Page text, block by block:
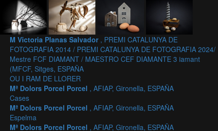
M Victoria Planas Salvador , PREMI CATALUNYA DE
FOTOGRAFIA 2014 / PREMI CATALUNYA DE FOTOGRAFIA 2024/
Mestre FCF DIAMANT / MAESTRO CEF DIAMANTE 3 iamant
(MFCF, Sitges, ESPAÑA
OU I RAM DE LLORER
Mª Dolors Porcel Porcel , AFIAP, Gironella, ESPAÑA
Cases
Mª Dolors Porcel Porcel , AFIAP, Gironella, ESPAÑA
Espelma
Mª Dolors Porcel Porcel , AFIAP, Gironella, ESPAÑA